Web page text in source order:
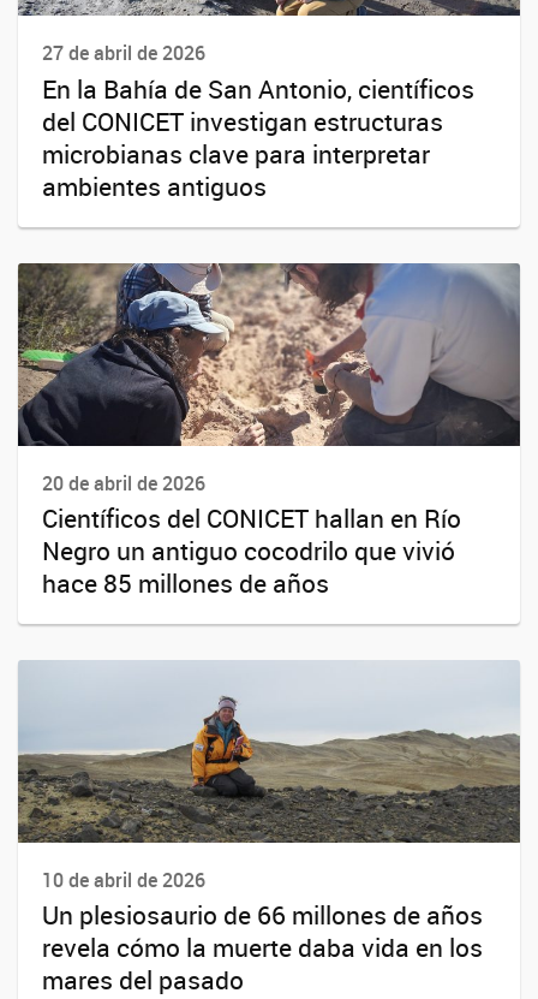
27 de abril de 2026
En la Bahía de San Antonio, científicos
del CONICET investigan estructuras
microbianas clave para interpretar
ambientes antiguos
20 de abril de 2026
Científicos del CONICET hallan en Río
Negro un antiguo cocodrilo que vivió
hace 85 millones de años
10 de abril de 2026
Un plesiosaurio de 66 millones de años
revela cómo la muerte daba vida en los
mares del pasado